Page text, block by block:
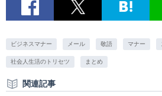
ビジネスマナー メール 敬語 マナー
社会人生活のトリセツ まとめ
関連記事